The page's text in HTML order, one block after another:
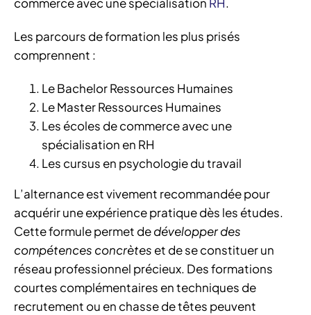
Les parcours de formation les plus prisés
comprennent :
Le Bachelor Ressources Humaines
Le Master Ressources Humaines
Les écoles de commerce avec une
spécialisation en RH
Les cursus en psychologie du travail
L’alternance est vivement recommandée pour
acquérir une expérience pratique dès les études.
Cette formule permet dedévelopper des
compétences concrètes et de se constituer un
réseau professionnel précieux. Des formations
courtes complémentaires en techniques de
recrutement ou en chasse de têtes peuvent